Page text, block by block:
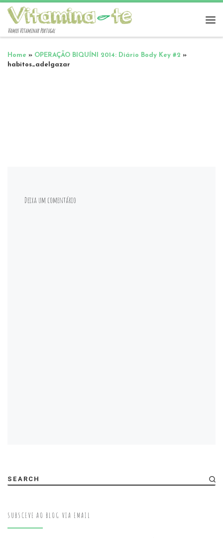
Vamos Vitaminar Portugal
Home » OPERAÇÃO BIQUÍNI 2014: Diário Body Key #2 »
habitos_adelgazar
Deixa um comentário
SEARCH
SUBSCEVE AO BLOG VIA EMAIL